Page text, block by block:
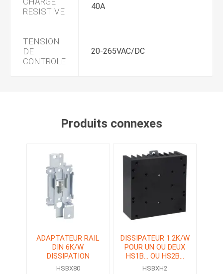
RESISTIVE
40A
TENSION
DE
CONTROLE
20-265VAC/DC
Produits connexes
ADAPTATEUR RAIL
DIN 6K/W
DISSIPATION
HSBX80
DISSIPATEUR 1.2K/W
POUR UN OU DEUX
HS1B... OU HS2B...
RELAIS STATIQUE
HSBXH2